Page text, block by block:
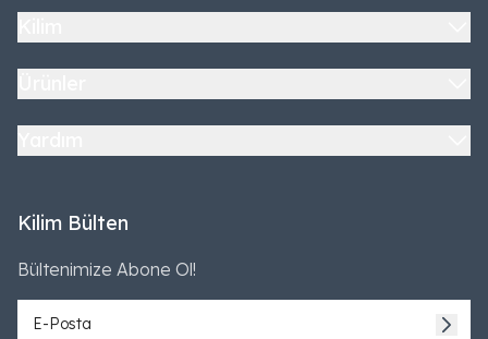
Kilim Bülten
Bültenimize Abone Ol!